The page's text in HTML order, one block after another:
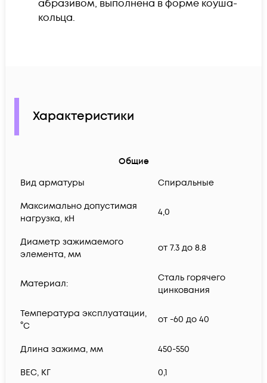
абразивом, выполнена в форме коуша-
кольца.
Характеристики
Общие
Вид арматуры
Спиральные
Максимально допустимая
нагрузка, кН
4,0
Диаметр зажимаемого
элемента, мм
от 7.3 до 8.8
Материал:
Сталь горячего
цинкования
Температура эксплуатации,
°C
от -60 до 40
Длина зажима, мм 450-550
ВЕС, КГ 0,1